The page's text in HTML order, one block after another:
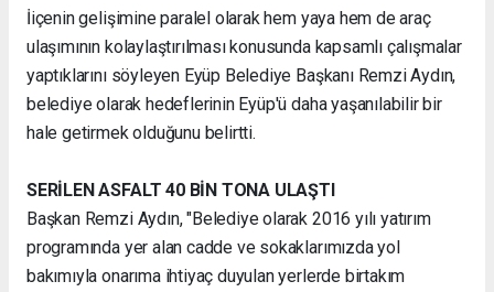
İiçenin gelişimine paralel olarak hem yaya hem de araç
ulaşımının kolaylaştırılması konusunda kapsamlı çalışmalar
yaptıklarını söyleyen Eyüp Belediye Başkanı Remzi Aydın,
belediye olarak hedeflerinin Eyüp'ü daha yaşanılabilir bir
hale getirmek olduğunu belirtti.
SERİLEN ASFALT 40 BİN TONA ULAŞTI
Başkan Remzi Aydın, "Belediye olarak 2016 yılı yatırım
programında yer alan cadde ve sokaklarımızda yol
bakımıyla onarıma ihtiyaç duyulan yerlerde birtakım